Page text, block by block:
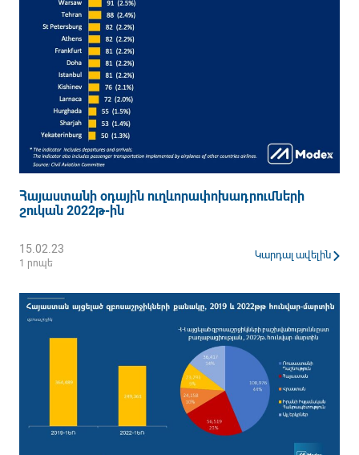
Հայաստանի օդային ուղևորափոխադրումների
շուկան 2022թ-ին
15.02.23
1 րոպե
Կարդալ ավելին